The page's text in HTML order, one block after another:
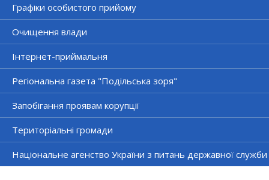
Графіки особистого прийому
Очищення влади
Інтернет-приймальня
Регіональна газета "Подільська зоря"
Запобігання проявам корупції
Територіальні громади
Національне агенство України з питань державної служби